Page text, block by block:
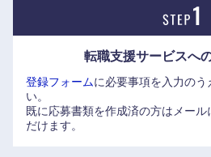
■人事グループ 人材開発チーム チ
転職支援サービスへ
登録フォームに必要事項を入力のう
い。
既に応募書類を作成済の方はメール
だけます。
中国・四国地方